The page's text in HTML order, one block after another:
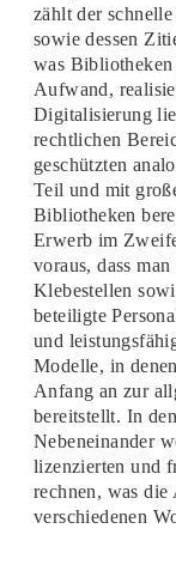
zählt der
sowie dessen
was
Aufwand,
Digitalisierung
rechtlichen
geschützten
Teil und mit
Bibliotheken
Erwerb im
voraus, dass
Klebestellen
beteiligte
und
Modelle, in
Anfang an zur
bereitstellt. In
Nebeneinander
lizenzierten und
rechnen, was
verschiedenen